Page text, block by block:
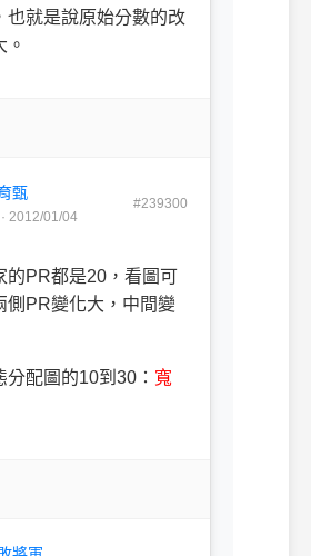
也就是說原始分數的改
。
甄
2012/01/04
#239300
的PR都是20 ，看圖可
側 PR變化大，中間變
分配圖的10到 30 ： 寬